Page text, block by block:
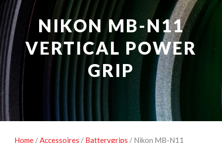
NATUUROBSERVATIE MEDIA EN ENERGIE
STUDIOFOTOGRAFIE OCCASIONS
NIKON MB-N11
VERTICAL POWER
GRIP
Home /Accessoires / Batterygrips / Nikon MB-N11